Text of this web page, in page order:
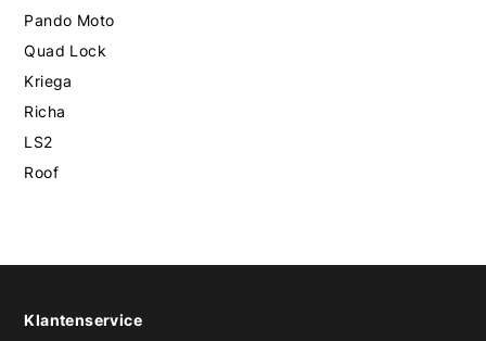
Pando Moto
Quad Lock
Kriega
Richa
LS2
Roof
Klantenservice